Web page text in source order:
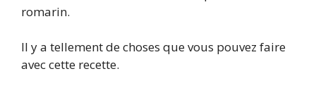
romarin.
Il y a tellement de choses que vous pouvez faire
avec cette recette.